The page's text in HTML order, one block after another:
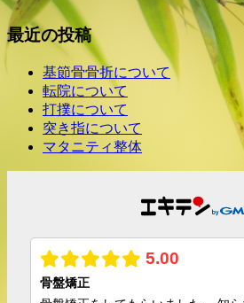
最近の投稿
基節骨骨折について
転院について
打撲について
突き指について
マタニティ整体